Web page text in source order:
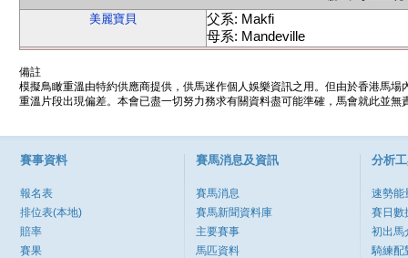
美麗寶貝
父系: Makfi
母系: Mandeville
備註
模擬鳥瞰重溫由特約供應商提供，供馬迷作個人娛樂資訊之用。但由於香港馬
重溫片段出現偏差。本會已盡一切努力務求有關資料盡可能準確，馬會就此並
賽事資料
報名表
排位表(本地)
賠率
賽果
賽馬消息及資訊
賽馬消息
賽馬新聞資料庫
主要賽事
馬匹資料
分析
速勢能
賽日數
初出馬
騎練配